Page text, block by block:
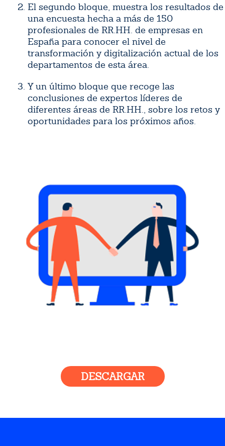
El segundo bloque, muestra los resultados de
una encuesta hecha a más de 150
profesionales de RR.HH. de empresas en
España para conocer el nivel de
transformación y digitalización actual de los
departamentos de esta área.
Y un último bloque que recoge las
conclusiones de expertos líderes de
diferentes áreas de RR.HH., sobre los retos y
oportunidades para los próximos años.
DESCARGAR